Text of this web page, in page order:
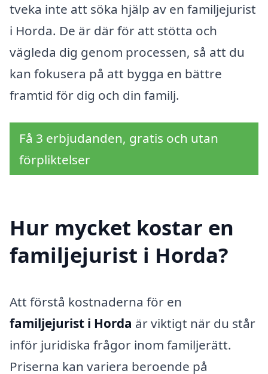
tveka inte att söka hjälp av en familjejurist
i Horda. De är där för att stötta och
vägleda dig genom processen, så att du
kan fokusera på att bygga en bättre
framtid för dig och din familj.
Få 3 erbjudanden, gratis och utan
förpliktelser
Hur mycket kostar en
familjejurist i Horda?
Att förstå kostnaderna för en
familjejurist i Horda är viktigt när du står
inför juridiska frågor inom familjerätt.
Priserna kan variera beroende på